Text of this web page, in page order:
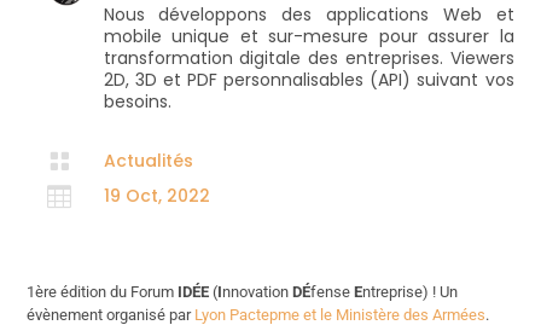
Nous développons des applications Web et
mobile unique et sur-mesure pour assurer la
transformation digitale des entreprises. Viewers
2D, 3D et PDF personnalisables (API) suivant vos
besoins.

Actualités

19 Oct, 2022
1ère édition du Forum IDÉE (InnovationDÉfenseEntreprise) ! Un
évènement organisé par Lyon Pactepme et le Ministère des Armées.